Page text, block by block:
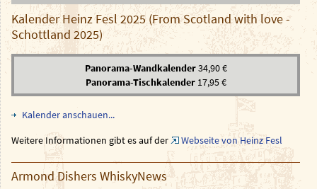
Kalender Heinz Fesl 2025 (From Scotland with love -
Schottland 2025)
Panorama-Wandkalender34,90 €
Panorama-Tischkalender17,95 €
Kalender anschauen...
Weitere Informationen gibt es auf der
Webseite von Heinz Fesl
Armond Dishers WhiskyNews